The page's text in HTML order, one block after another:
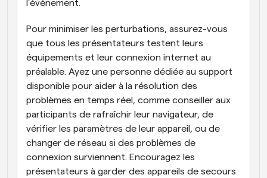
l'événement.
Pour minimiser les perturbations, assurez-vous
que tous les présentateurs testent leurs
équipements et leur connexion internet au
préalable. Ayez une personne dédiée au support
disponible pour aider à la résolution des
problèmes en temps réel, comme conseiller aux
participants de rafraîchir leur navigateur, de
vérifier les paramètres de leur appareil, ou de
changer de réseau si des problèmes de
connexion surviennent. Encouragez les
présentateurs à garder des appareils de secours